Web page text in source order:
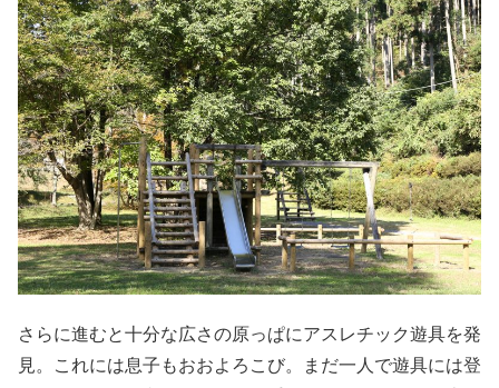
さらに進むと十分な広さの原っぱにアスレチック遊具を発
見。これには息子もおおよろこび。まだ一人で遊具には登